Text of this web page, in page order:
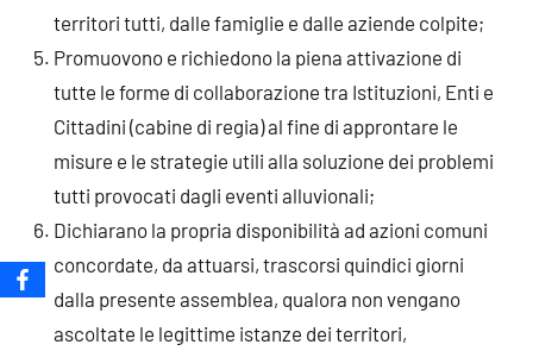
territori tutti, dalle famiglie e dalle aziende colpite;
Promuovono e richiedono la piena attivazione di
tutte le forme di collaborazione tra Istituzioni, Enti e
Cittadini (cabine di regia) al fine di approntare le
misure e le strategie utili alla soluzione dei problemi
tutti provocati dagli eventi alluvionali;
Dichiarano la propria disponibilità ad azioni comuni
concordate, da attuarsi, trascorsi quindici giorni
dalla presente assemblea, qualora non vengano
ascoltate le legittime istanze dei territori,